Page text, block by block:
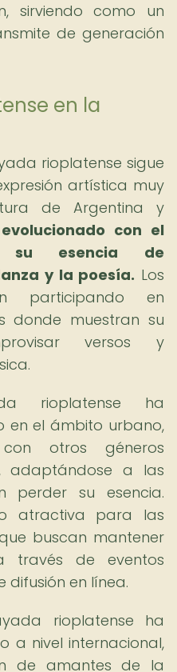
sirviendo como un
de generación
en la
rioplatense sigue
artística muy
de Argentina y
con el
su esencia de
y la poesía. Los
participando en
donde muestran su
versos y
rioplatense ha
en el ámbito urbano,
otros géneros
adaptándose a las
perder su esencia.
atractiva para las
buscan mantener
través de eventos
difusión en línea.
rioplatense ha
a nivel internacional,
de amantes de la